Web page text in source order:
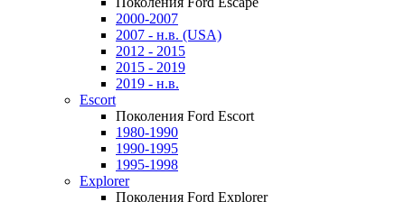
2000-2007
2007 - н.в. (USA)
2012 - 2015
2015 - 2019
2019 - н.в.
Escort
Поколения Ford Escort
1980-1990
1990-1995
1995-1998
Explorer
Поколения Ford Explorer